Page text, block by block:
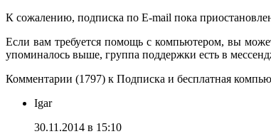
К сожалению, подписка по E-mail пока
Если вам требуется помощь с компьютером, вы
упоминалось выше, группа поддержки есть в
Комментарии (1797) к Подписка и бесплатная
Igar
30.11.2014 в 15:10